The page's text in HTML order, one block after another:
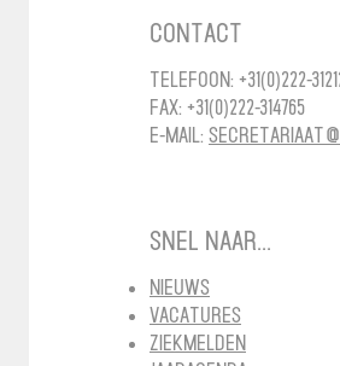
Contact
Telefoon: +31(0)222-
Fax: +31(0)222-314765
E-mail:
Snel naar...
Nieuws
Vacatures
Ziekmelden